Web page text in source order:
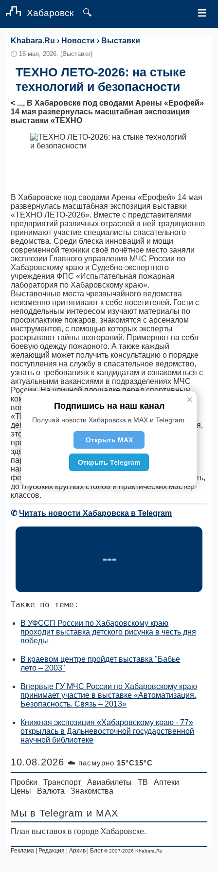
Хабаровск 🔍 ≡
Khabara.Ru › Новости › Выставки
🕛 16 мая, 2026. (Выставки)
ТЕХНО ЛЕТО-2026: на стыке
технологий и безопасности
< ..., В Хабаровске под сводами Арены «Ерофей»
14 мая развернулась масштабная экспозиция
выставки «ТЕХНО
В Хабаровске под сводами Арены «Ерофей» 14 мая
развернулась масштабная экспозиция выставки
«ТЕХНО ЛЕТО-2026». Вместе с представителями
предприятий различных отраслей в ней традиционно
принимают участие специалисты спасательного
ведомства. Среди блеска инноваций и мощи
современной техники своё почётное место заняли
эксплозии Главного управления МЧС России по
Хабаровскому краю и Судебно-экспертного
учреждения ФПС «Испытательная пожарная
лаборатория по Хабаровскому краю».
Выставочные места чрезвычайного ведомства
неизменно притягивают к себе посетителей. Гости с
неподдельным интересом изучают материалы по
профилактике пожаров, знакомятся с арсеналом
инструментов, с помощью которых эксперты
раскрывают тайны возгораний. Примеряют на себя
боевую одежду пожарного. А также каждый
желающий может получить консультацию о порядке
поступления на службу в спасательное ведомство,
узнать о требованиях к кандидатам и ознакомиться с
актуальными вакансиями в подразделениях МЧС
России. На уличной площадке перед спортивным
комплексом представлена техника, стоящая на
вооружении министерства.
«ТЕХНО ЛЕТО» — это не просто выставка, где
демонстрируются новейшие образцы оборудования,
это живая лаборатория идей, место встречи
профессионалов. В атмосфере открытого диалога
здесь рождаются новые решения и укрепляются
партнёрские связи. Программа мероприятия
насыщена событиями: от профориентационных
фестивалей, помогающих молодёжи найти свой путь,
до глубоких круглых столов и практических мастер-
классов.
✆Читать новости Хабаровска в Telegram
Также по теме:
В УФССП России по Хабаровскому краю
проходит выставка детского рисунка в честь дня
победы
В краевом центре пройдет выставка "Бабье
лето – 2003"
Впервые ГУ МЧС России по Хабаровскому краю
принимает участие в выставке «Автоматизация.
Безопасность. Связь – 2013»
Книжная экспозиция «Хабаровскому краю - 77»
открылась в Дальневосточной государственной
научной библиотеке
✕
Подпишись на наш канал
Получай новости Хабаровска в MAX и Telegram.
Открыть MAX
Открыть Telegram
10.08.2026 ☁️ пасмурно 15°C15°C
Пробки Транспорт Авиабилеты ТВ
Аптеки
Цены
Валюта Знакомства
Мы в Telegram и MAX
План выставок в городе Хабаровске.
Реклама Редакция |Архив Блог © 2007-2026 Khabara.Ru